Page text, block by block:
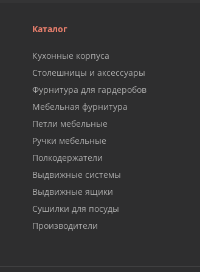
Каталог
Кухонные корпуса
Столешницы и аксессуары
Фурнитура для гардеробов
Мебельная фурнитура
Петли мебельные
Ручки мебельные
Полкодержатели
Выдвижные системы
Выдвижные ящики
Сушилки для посуды
Производители